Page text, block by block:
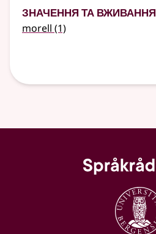
Значення та вживання
morell (1)